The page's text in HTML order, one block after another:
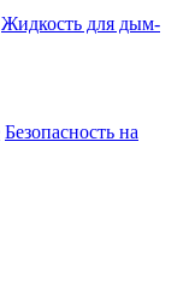
Жидкость для дым-
Безопасность на